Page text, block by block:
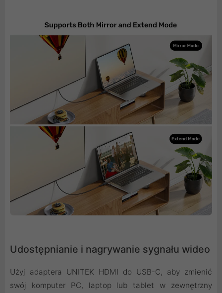
Udostępnianie i nagrywanie sygnału wideo
Użyj adaptera UNITEK HDMI do USB-C, aby zmienić
swój komputer PC, laptop lub tablet w zewnętrzny